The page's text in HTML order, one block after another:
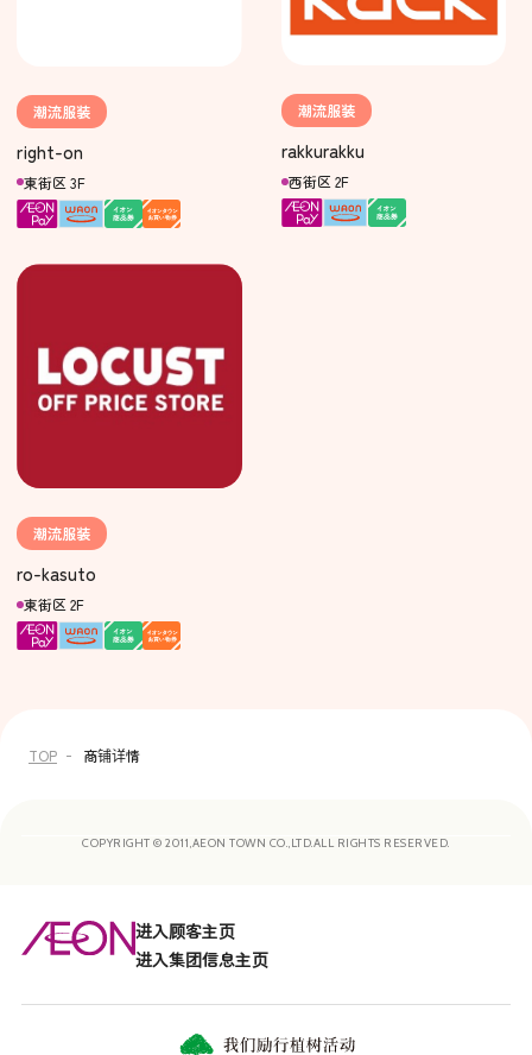
潮流服装
right-on
東街区 3F
潮流服装
rakkurakku
西街区 2F
潮流服装
ro-kasuto
東街区 2F
TOP 商铺详情
COPYRIGHT © 2011,AEON TOWN CO.,LTD.ALL RIGHTS RESERVED.
进入顾客主页
进入集团信息主页